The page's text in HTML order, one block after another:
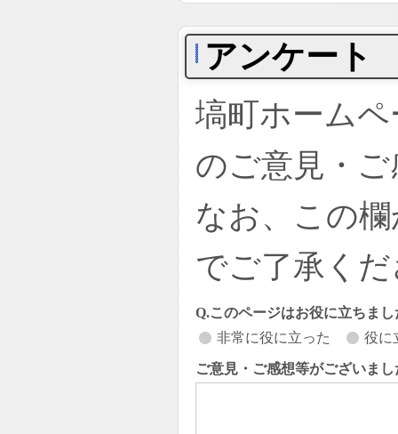
アンケート
塙町ホーム
のご意見・
なお、この
でご了承く
Q.このページはお役に立ちまし
非常に役に立った
役に
ご意見・ご感想等がございま